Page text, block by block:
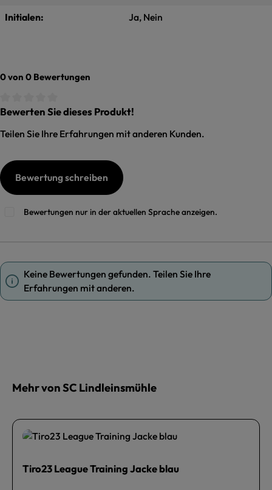
Initialen:
Ja, Nein
0 von 0 Bewertungen
Durchschnittliche Bewertung von 0 von 5 Sternen
Bewerten Sie dieses Produkt!
Teilen Sie Ihre Erfahrungen mit anderen Kunden.
Bewertung schreiben
Bewertungen nur in der aktuellen Sprache anzeigen.
Keine Bewertungen gefunden. Teilen Sie Ihre
Erfahrungen mit anderen.
Mehr von SC Lindleinsmühle
Tiro23 League Training Jacke blau